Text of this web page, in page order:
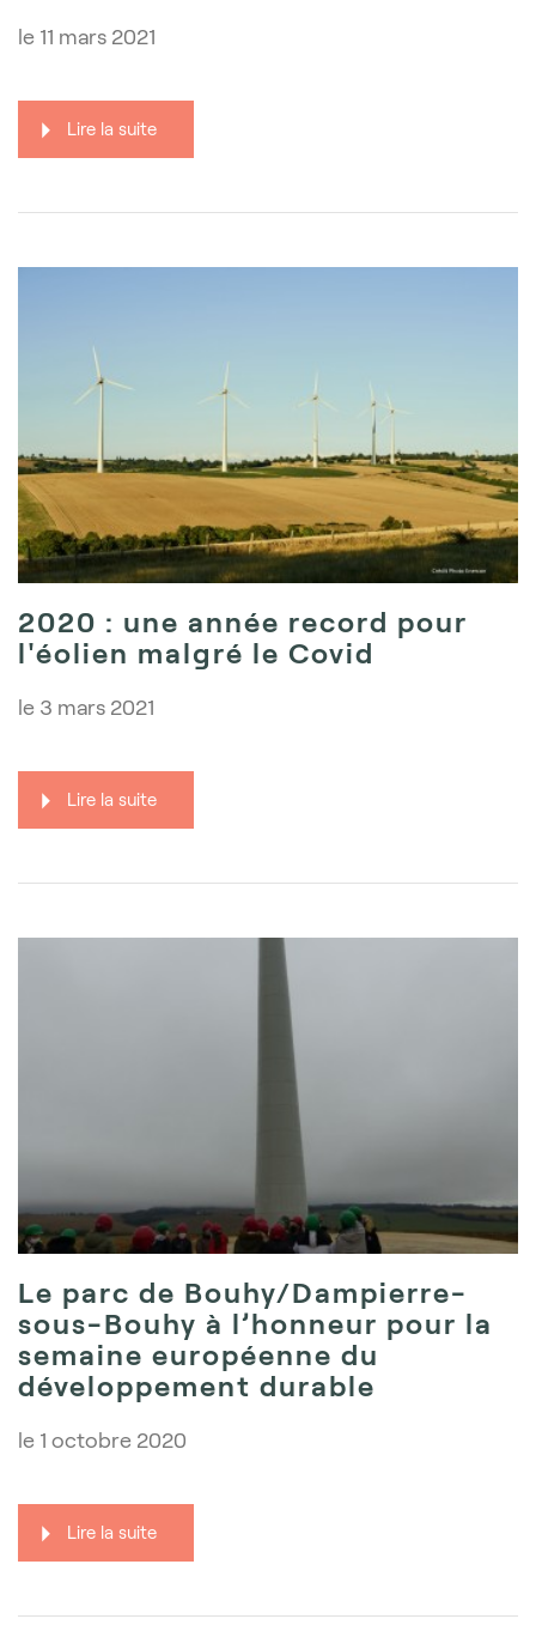
le 11 mars 2021
Lire la suite
2020 : une année record pour
l'éolien malgré le Covid
le 3 mars 2021
Lire la suite
Le parc de Bouhy/Dampierre-
sous-Bouhy à l’honneur pour la
semaine européenne du
développement durable
le 1 octobre 2020
Lire la suite